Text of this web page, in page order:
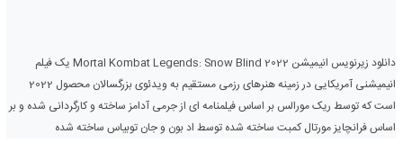
دانلود زیرنویس انیمیشن Mortal Kombat Legends: Snow Blind 2022 یک فیلم
انیمیشنی آمریکایی در زمینه هنرهای رزمی مستقیم به ویدئوی بزرگسالان محصول 2022
است که توسط ریک مورالس بر اساس فیلمنامه ای از جرمی آدامز ساخته و کارگردانی شده و بر
اساس فرانچایز مورتال کمبت ساخته شده توسط اد بون و جان توبیاس ساخته شده